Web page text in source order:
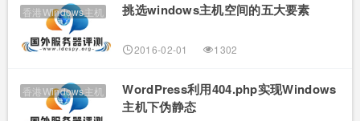
香港Windows主机 挑选windows主机空间的五大要素
2016-02-01 1302
香港Windows主机
WordPress利用404.php实现Windows
主机下伪静态